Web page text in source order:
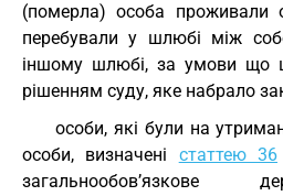
(померла) особа проживали
перебували у шлюбі між
іншому шлюбі, за умови що
рішенням суду, яке набрало
особи, які були на
особи, визначені статтею 36
загальнообов’язкове